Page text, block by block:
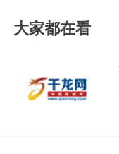
大家都在看